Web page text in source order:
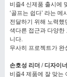
비즐4 신제품 출시에
‘골프는 쉽다’ 라는
전달하기 위해 노력했
색다른 접근과 다양한
니다.
무사히 프로젝트가 완
손호성 리더 / 디자이너
비즐4 제품에 잘 맞는